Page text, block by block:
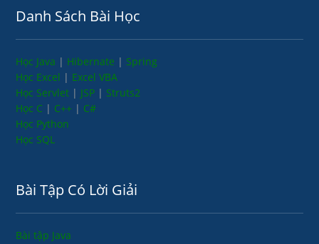
Danh Sách Bài Học
Học Java | Hibernate | Spring
Học Excel | Excel VBA
Học Servlet | JSP | Struts2
Học C | C++ | C#
Học Python
Học SQL
Bài Tập Có Lời Giải
Bài tập Java